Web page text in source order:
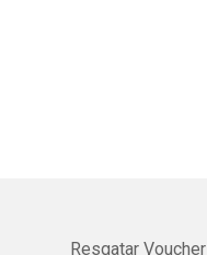
Resgatar Voucher